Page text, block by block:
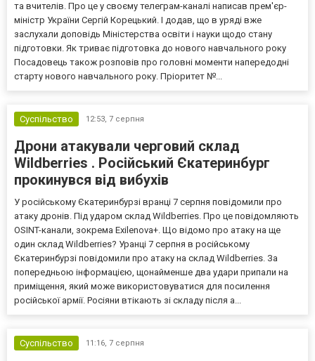
та вчителів. Про це у своєму телеграм-каналі написав прем'єр-
міністр України Сергій Корецький. І додав, що в уряді вже
заслухали доповідь Міністерства освіти і науки щодо стану
підготовки. Як триває підготовка до нового навчального року
Посадовець також розповів про головні моменти напередодні
старту нового навчального року. Пріоритет №...
Суспільство 12:53, 7 серпня
Дрони атакували черговий склад
Wildberries . Російський Єкатеринбург
прокинувся від вибухів
У російському Єкатеринбурзі вранці 7 серпня повідомили про
атаку дронів. Під ударом склад Wildberries. Про це повідомляють
OSINT-канали, зокрема Exilenova+. Що відомо про атаку на ще
один склад Wildberries? Уранці 7 серпня в російському
Єкатеринбурзі повідомили про атаку на склад Wildberries. За
попередньою інформацією, щонайменше два удари припали на
приміщення, який може використовуватися для посилення
російської армії. Росіяни втікають зі складу після а...
Суспільство 11:16, 7 серпня